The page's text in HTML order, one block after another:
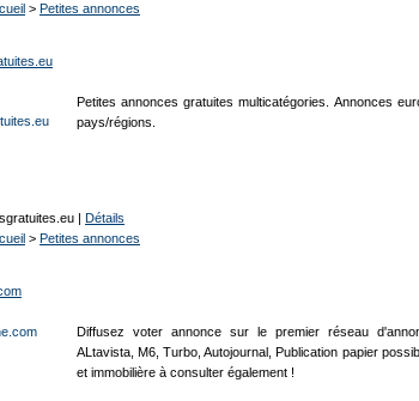
> Petites annonces
Petites annonces gratuites multicatégories. Annonces
pays/régions.
| Détails
> Petites annonces
Diffusez voter annonce sur le premier réseau
ALtavista, M6, Turbo, Autojournal, Publication papier
et immobilière à consulter également !